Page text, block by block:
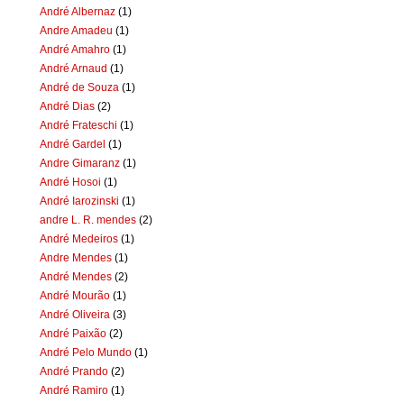
André Albernaz (1)
Andre Amadeu (1)
André Amahro (1)
André Arnaud (1)
André de Souza (1)
André Dias (2)
André Frateschi (1)
André Gardel (1)
Andre Gimaranz (1)
André Hosoi (1)
André Iarozinski (1)
andre L. R. mendes (2)
André Medeiros (1)
Andre Mendes (1)
André Mendes (2)
André Mourão (1)
André Oliveira (3)
André Paixão (2)
André Pelo Mundo (1)
André Prando (2)
André Ramiro (1)